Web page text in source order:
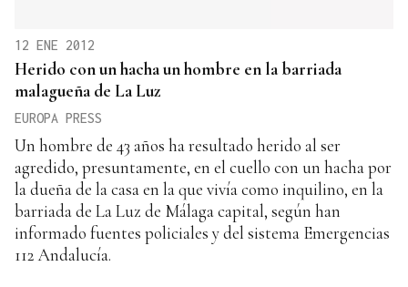
12 ENE 2012
Herido con un hacha un hombre en la barriada
malagueña de La Luz
EUROPA PRESS
Un hombre de 43 años ha resultado herido al ser
agredido, presuntamente, en el cuello con un hacha por
la dueña de la casa en la que vivía como inquilino, en la
barriada de La Luz de Málaga capital, según han
informado fuentes policiales y del sistema Emergencias
112 Andalucía.